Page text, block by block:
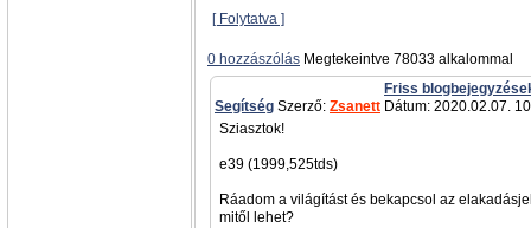
[ Folytatva ]
0 hozzászólás Megtekeintve 78033 alkalommal
Friss
Segítség Szerző: Zsanett Dátum: 2020.02.07.
Sziasztok!
e39 (1999,525tds)
Ráadom a világítást és bekapcsol az
mitől lehet?